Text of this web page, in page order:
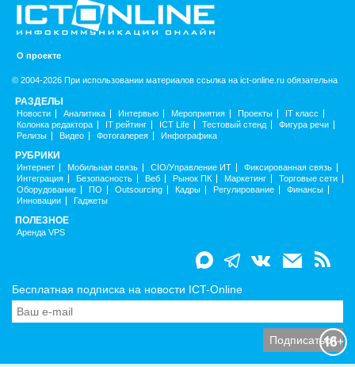
О проекте
© 2004-2026 При использовании материалов ссылка на ict-online.ru обязательна
РАЗДЕЛЫ
Новости Аналитика Интервью Мероприятия Проекты
IT класс
Колонка редактора
IT рейтинг ICT Life Тестовый стенд
Фигура речи
Релизы
Видео Фотогалерея Инфографика
РУБРИКИ
Интернет Мобильная связь CIO/Управление ИТ
Фиксированная связь
Интеграция
Безопасность Веб Рынок ПК Маркетинг
Торговые сети
Оборудование
ПО Outsourcing Кадры Регулирование
Финансы
Инновации
Гаджеты
ПОЛЕЗНОЕ
Аренда VPS
Бесплатная подписка на новости ICT-Online